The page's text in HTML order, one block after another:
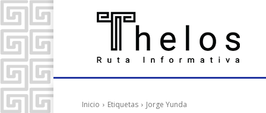
Inicio Etiquetas Jorge Yunda